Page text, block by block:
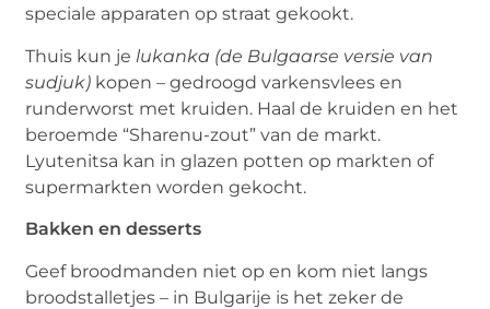
speciale apparaten op straat gekookt.
Thuis kun je lukanka (de Bulgaarse versie van
sudjuk) kopen – gedroogd varkensvlees en
runderworst met kruiden. Haal de kruiden en het
beroemde “Sharenu-zout” van de markt.
Lyutenitsa kan in glazen potten op markten of
supermarkten worden gekocht.
Bakken en desserts
Geef broodmanden niet op en kom niet langs
broodstalletjes – in Bulgarije is het zeker de